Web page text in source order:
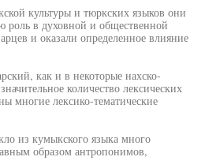
культуры и тюркских языков они
роль в духовной и общественной
и оказали определенное влияние
как и в некоторые нахско-
количество лексических
многие лексико-тематические
из кумыкского языка много
образом антропонимов,